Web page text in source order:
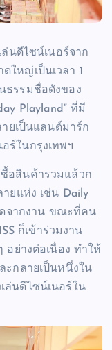
นดีไซน์เนอร์จาก
ใหญ่เป็นเวลา 1
ธรรมชื่อดังของ
Playland” ที่มี
ยเป็นแลนด์มาร์ก
ร์ในกรุงเทพฯ
อสินค้ารวมแล้วก
ยแห่ง เช่น Daily
ดจากงาน ขณะที่คน
ก็เข้าร่วมงาน
อย่างต่อเนื่อง ทำให้
ะกลายเป็นหนึ่งใน
ล่นดีไซน์เนอร์ใน